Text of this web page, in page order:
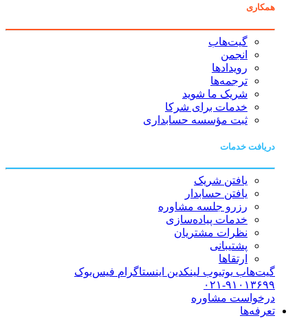
همکاری
گیت‌هاب
انجمن
رویدادها
ترجمه‌ها
شریک ما شوید
خدمات برای شرکا
ثبت مؤسسه حسابداری
دریافت خدمات
یافتن شریک
یافتن حسابدار
رزرو جلسه مشاوره
خدمات پیاده‌سازی
نظرات مشتریان
پشتیبانی
ارتقاها
گیت‌هاب یوتیوب لینکدین اینستاگرام فیس‌بوک
۰۲۱-۹۱۰۱۳۶۹۹
درخواست مشاوره
تعرفه‌ها